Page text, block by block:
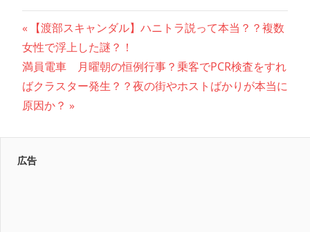
投
稿
ナ
ビ
ゲ
ー
前
の
記
事:
【渡部スキャンダル】ハニトラ説って本当？？複数
女性で浮上した謎？！
次
の
記
満員電車 月曜朝の恒例行事？乗客でPCR検査をすれ
ばクラスター発生？？夜の街やホストばかりが本当に
原因か？
広告